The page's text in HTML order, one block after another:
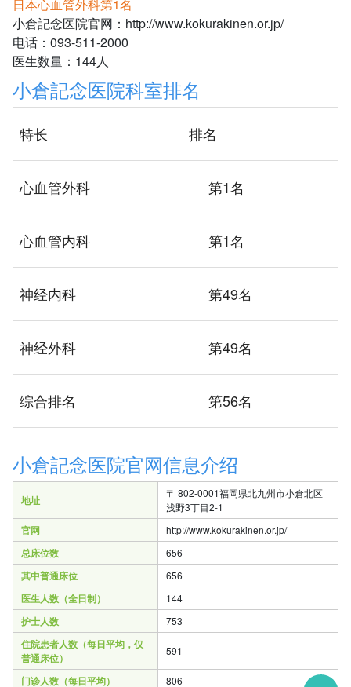
日本心血管外科第1名
小倉記念医院官网：http://www.kokurakinen.or.jp/
电话：093-511-2000
医生数量：144人
小倉記念医院科室排名
特长 排名
心血管外科 第1名
心血管内科 第1名
神经内科 第49名
神经外科 第49名
综合排名 第56名
小倉記念医院官网信息介绍
地址
〒 802-0001福岡県北九州市小倉北区
浅野3丁目2-1
官网 http://www.kokurakinen.or.jp/
总床位数 656
其中普通床位 656
医生人数（全日制） 144
护士人数 753
住院患者人数（每日平均，仅
普通床位）
591
门诊人数（每日平均） 806